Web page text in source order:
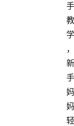
手
教
学
，
新
手
妈
妈
轻